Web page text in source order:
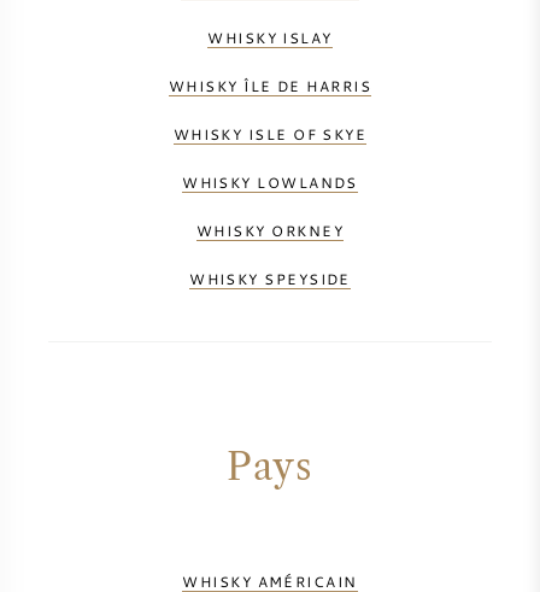
WHISKY ISLAY
WHISKY ÎLE DE HARRIS
WHISKY ISLE OF SKYE
WHISKY LOWLANDS
WHISKY ORKNEY
WHISKY SPEYSIDE
Pays
WHISKY AMÉRICAIN